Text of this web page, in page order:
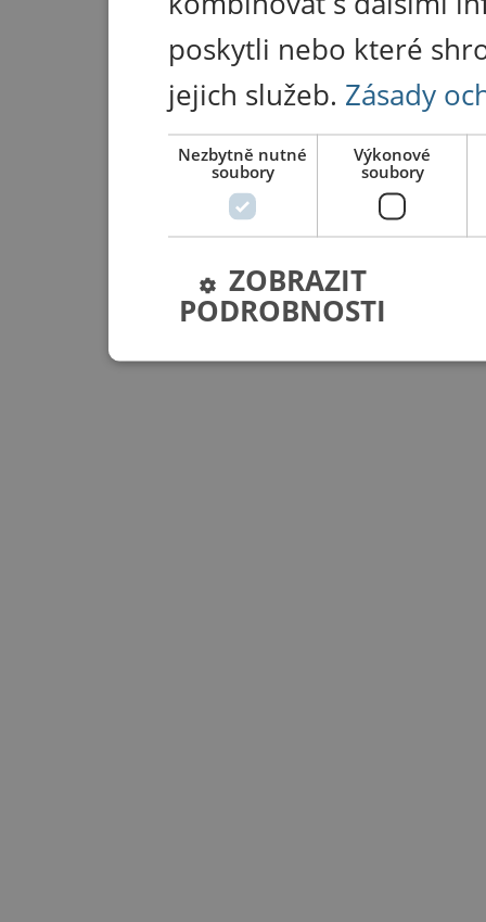
poskytli nebo které
jejich služeb. Zásady
Nezbytně nutné
soubory
Výkonové
soubory
ZOBRAZIT
PODROBNOSTI